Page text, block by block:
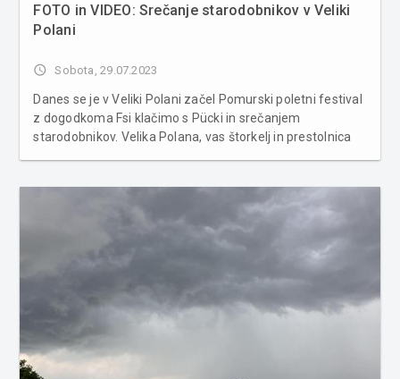
FOTO in VIDEO: Srečanje starodobnikov v Veliki
Polani
access_time Sobota, 29.07.2023
Danes se je v Veliki Polani začel Pomurski poletni festival
z dogodkoma Fsi klačimo s Pücki in srečanjem
starodobnikov. Velika Polana, vas štorkelj in prestolnica